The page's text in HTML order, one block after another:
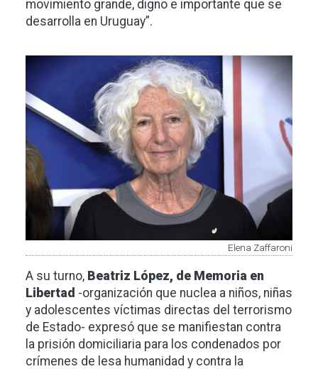
movimiento grande, digno e importante que se
desarrolla en Uruguay”.
Imagen
Elena Zaffaroni
A su turno, Beatriz López, de Memoria en
Libertad -organización que nuclea a niños, niñas
y adolescentes víctimas directas del terrorismo
de Estado- expresó que se manifiestan contra
la prisión domiciliaria para los condenados por
crímenes de lesa humanidad y contra la